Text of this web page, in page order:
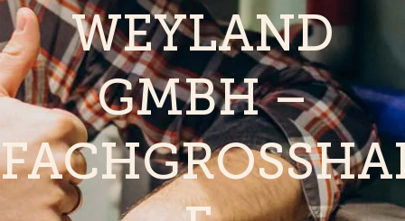
WEYLAND
GMBH –